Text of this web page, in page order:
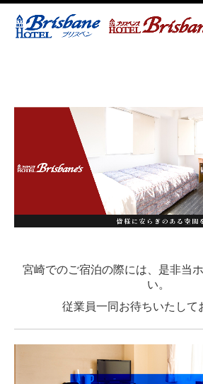
ご予約・宿泊プラン
お問合せ
客室
館内案内
宮崎でのご宿泊の際には、是非当
い。
従業員一同お待ちいたして